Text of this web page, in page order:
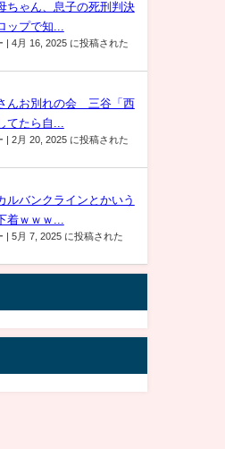
ちゃん、息子の死刑判決
ップで知...
| 4月 16, 2025 に投稿された
んお別れの会 三谷「西
てたら自...
| 2月 20, 2025 に投稿された
ルバンクラインとかいう
着ｗｗｗ...
| 5月 7, 2025 に投稿された